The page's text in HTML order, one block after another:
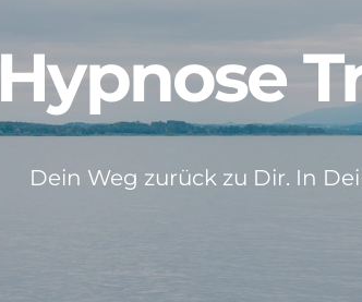
Hypnose
Dein Weg zurück zu Dir. In